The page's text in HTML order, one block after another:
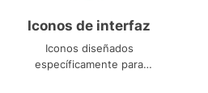
Iconos de interfaz
Iconos diseñados
específicamente para